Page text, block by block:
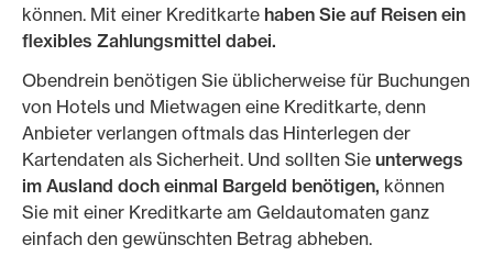
können. Mit einer Kreditkarte haben Sie auf Reisen ein
flexibles Zahlungsmittel dabei.
Obendrein benötigen Sie üblicherweise für Buchungen
von Hotels und Mietwagen eine Kreditkarte, denn
Anbieter verlangen oftmals das Hinterlegen der
Kartendaten als Sicherheit. Und sollten Sie unterwegs
im Ausland doch einmal Bargeld benötigen, können
Sie mit einer Kreditkarte am Geldautomaten ganz
einfach den gewünschten Betrag abheben.